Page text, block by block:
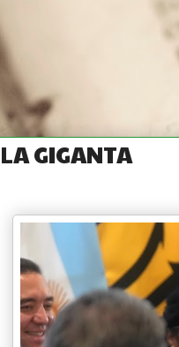
LA GIGANTA